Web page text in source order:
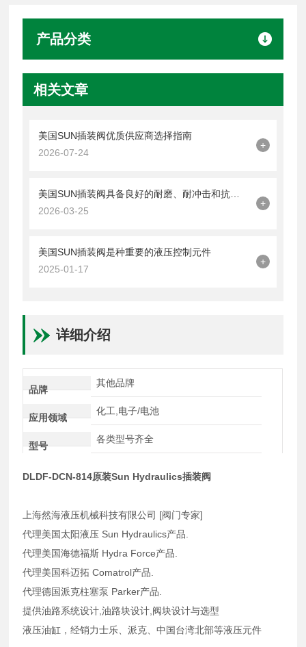
产品分类
相关文章
美国SUN插装阀优质供应商选择指南
2026-07-24
+
2026-03-25
+
美国SUN插装阀是种重要的液压控制元件
2025-01-17
+
详细介绍
品牌
其他品牌
应用领域
化工,电子/电池
型号
各类型号齐全
DLDF-DCN-814原装Sun Hydraulics插装阀
上海然海液压机械科技有限公司 [阀门专家]
代理美国太阳液压 Sun Hydraulics产品.
代理美国海德福斯 Hydra Force产品.
代理美国科迈拓 Comatrol产品.
代理德国派克柱塞泵 Parker产品.
提供油路系统设计,油路块设计,阀块设计与选型
液压油缸，经销力士乐、派克、中国台湾北部等液压元件